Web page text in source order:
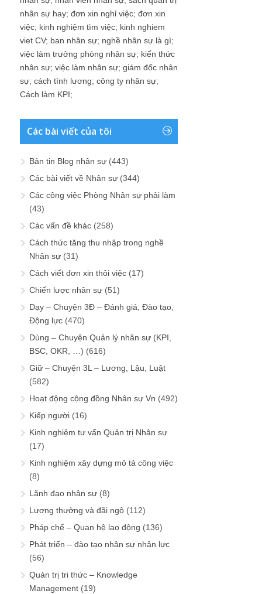
nhân sự hay; đơn xin nghỉ việc; đơn xin
việc; kinh nghiệm tìm việc; kinh nghiem
viet CV; ban nhân sự; nghề nhân sự là gì;
việc làm trưởng phòng nhân sự; kiến thức
nhân sự; việc làm nhân sự; giám đốc nhân
sự; cách tính lương; công ty nhân sự;
Cách làm KPI;
Các bài viết của tôi
Bản tin Blog nhân sự (443)
Các bài viết về Nhân sự (344)
Các công việc Phòng Nhân sự phải làm
(43)
Các vấn đề khác (258)
Cách thức tăng thu nhập trong nghề
Nhân sự (31)
Cách viết đơn xin thôi việc (17)
Chiến lược nhân sự (51)
Dạy – Chuyện 3Đ – Đánh giá, Đào tạo,
Động lực (470)
Dùng – Chuyện Quản lý nhân sự (KPI,
BSC, OKR, …) (616)
Giữ – Chuyện 3L – Lương, Lậu, Luật
(582)
Hoạt động cộng đồng Nhân sự Vn (492)
Kiếp người (16)
Kinh nghiệm tư vấn Quản trị Nhân sự
(17)
Kinh nghiệm xây dựng mô tả công việc
(8)
Lãnh đạo nhân sự (8)
Lương thưởng và đãi ngộ (112)
Pháp chế – Quan hệ lao động (136)
Phát triển – đào tạo nhân sự nhân lực
(56)
Quản trị tri thức – Knowledge
Management (19)